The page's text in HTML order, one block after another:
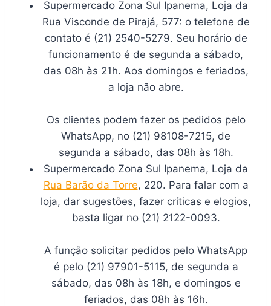
Supermercado Zona Sul Ipanema, Loja da
Rua Visconde de Pirajá, 577: o telefone de
contato é (21) 2540-5279. Seu horário de
funcionamento é de segunda a sábado,
das 08h às 21h. Aos domingos e feriados,
a loja não abre.
Os clientes podem fazer os pedidos pelo
WhatsApp, no (21) 98108-7215, de
segunda a sábado, das 08h às 18h.
Supermercado Zona Sul Ipanema, Loja da
Rua Barão da Torre, 220. Para falar com a
loja, dar sugestões, fazer críticas e elogios,
basta ligar no (21) 2122-0093.
A função solicitar pedidos pelo WhatsApp
é pelo (21) 97901-5115, de segunda a
sábado, das 08h às 18h, e domingos e
feriados, das 08h às 16h.